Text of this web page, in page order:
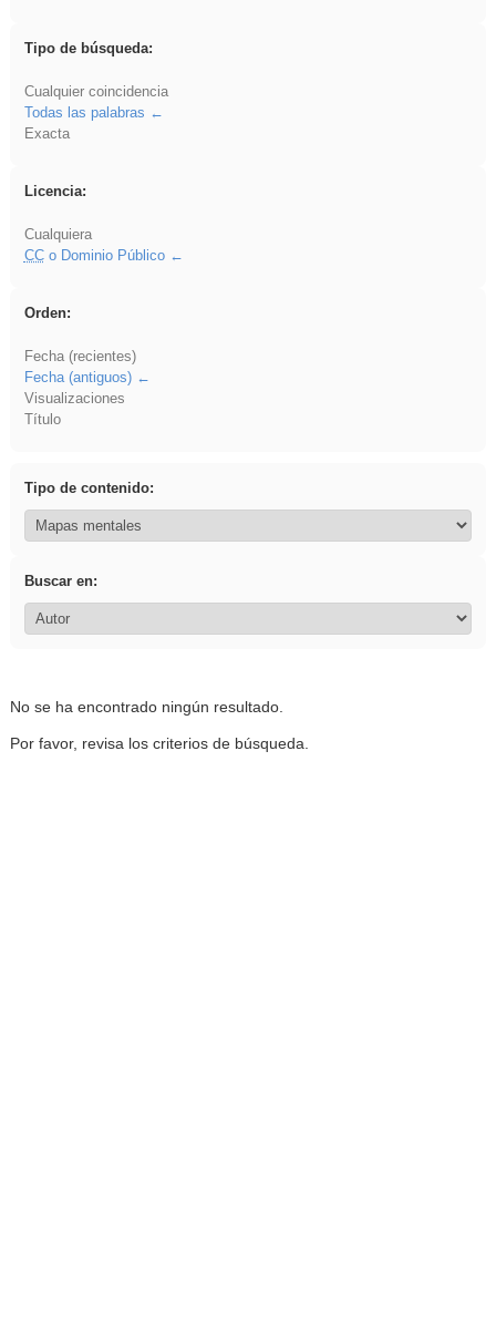
Tipo de búsqueda:
Cualquier coincidencia
Todas las palabras
Exacta
Licencia:
Cualquiera
CCo Dominio Público
Orden:
Fecha (recientes)
Fecha (antiguos)
Visualizaciones
Título
Tipo de contenido:
Buscar en:
No se ha encontrado ningún resultado.
Por favor, revisa los criterios de búsqueda.